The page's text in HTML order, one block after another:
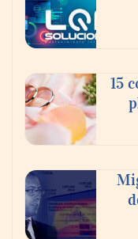
En el Día de la
mundo elige
escogen
compromiso
agosto
15